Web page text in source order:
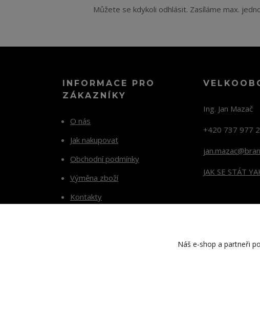
Můžete se kdykoli odhlásit. Zasíláme max.
INFORMACE PRO
ZÁKAZNÍKY
O nás
Jak nakupovat
Obchodní podmínky
Výměna zboží
Kontakty
Ing. Jan Mazač
+420 737 977
JAK SE STÁT
Náš e-shop a partneři